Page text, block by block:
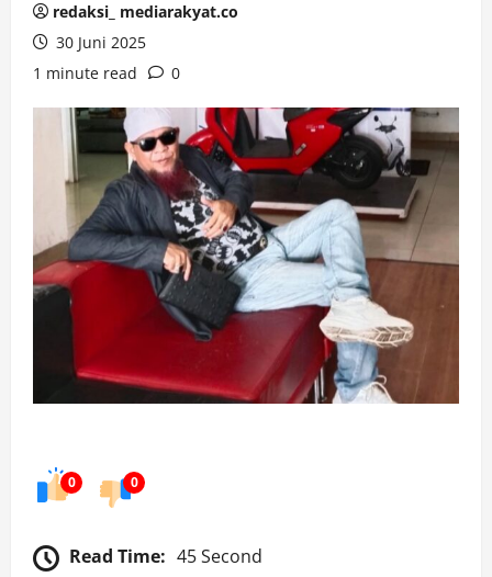
redaksi_ mediarakyat.co
30 Juni 2025
1 minute read
0
0 0
Read Time: 45 Second